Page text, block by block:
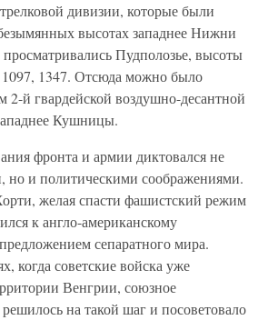
дивизии, которые были
высотах западнее Нижни
Пудполозье, высоты
1097, 1347. Отсюда можно было
2-й гвардейской воздушно-десантной
Кушницы.
фронта и армии диктовался не
но и политическими соображениями.
желая спасти фашистский режим
к англо-американскому
сепаратного мира.
когда советские войска уже
Венгрии, союзное
на такой шаг и посоветовало